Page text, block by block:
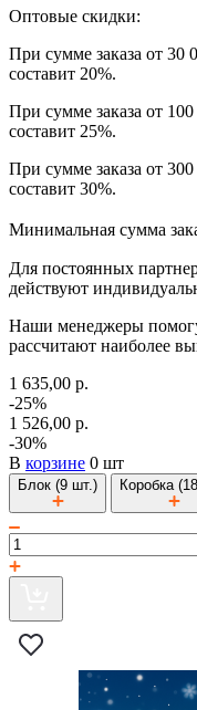
Оптовые скидки:
При сумме заказа от 30
составит 20%.
При сумме заказа от
составит 25%.
При сумме заказа от
составит 30%.
Минимальная сумма
Для постоянных
действуют
Наши менеджеры
рассчитают наиболее
1 635,00 р.
-25%
1 526,00 р.
-30%
В корзине 0 шт
Блок (9 шт.) Коробка